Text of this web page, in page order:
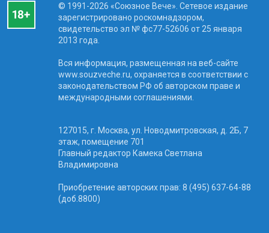
© 1991-2026 «Союзное Вече». Сетевое издание
зарегистрировано роскомнадзором,
свидетельство эл № фc77-52606 от 25 января
2013 года.
Вся информация, размещенная на веб-сайте
www.souzveche.ru, охраняется в соответствии с
законодательством РФ об авторском праве и
международными соглашениями.
127015, г. Москва, ул. Новодмитровская, д. 2Б, 7
этаж, помещение 701
Главный редактор Камека Светлана
Владимировна
Приобретение авторских прав: 8 (495) 637-64-88
(доб.8800)